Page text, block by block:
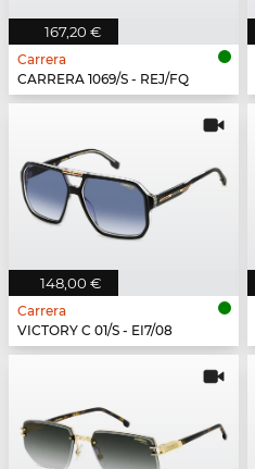
167,20 €
Carrera
CARRERA 1069/S - REJ/FQ
148,00 €
Carrera
VICTORY C 01/S - EI7/08